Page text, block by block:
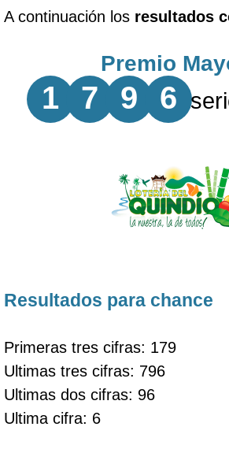
A continuación los resultados
Premio
1 7 9 6
Resultados para chance
Primeras tres cifras: 179
Ultimas tres cifras: 796
Ultimas dos cifras: 96
Ultima cifra: 6